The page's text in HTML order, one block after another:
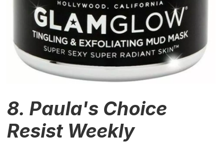
8. Paula's Choice
Resist Weekly